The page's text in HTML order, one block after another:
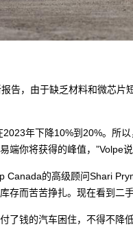
告，由于缺乏材料和微芯
年下降10%到20%。所
端你将获得的峰值，”Volpe说
Canada的高级顾问Shari
存而苦苦挣扎。现在看到二手
了钱的汽车困住，不得不降